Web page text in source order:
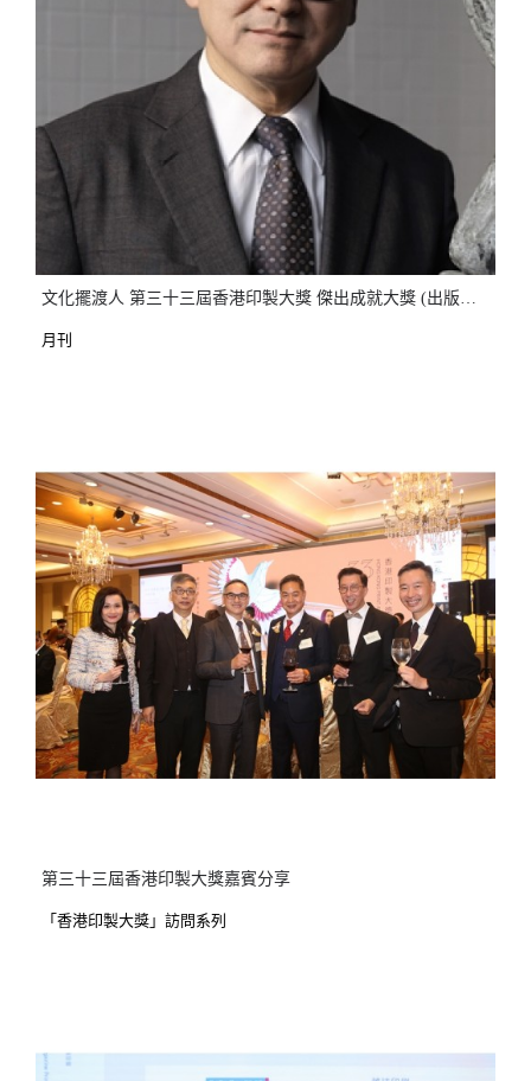
文化擺渡人 第三十三屆香港印製大獎 傑出成就大獎 (出版界) 劉文邦先生
月刊
第三十三屆香港印製大獎嘉賓分享
「香港印製大獎」訪問系列